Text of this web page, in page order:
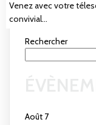
Venez avec votre
convivial…
Rechercher
Août 7